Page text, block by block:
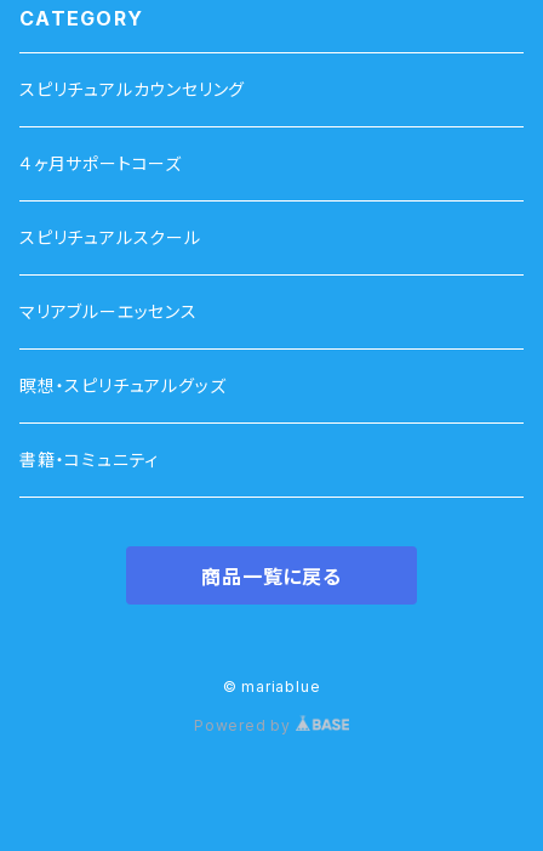
CATEGORY
スピリチュアルカウンセリング
４ヶ月サポートコーズ
スピリチュアルスクール
マリアブルーエッセンス
瞑想・スピリチュアルグッズ
書籍・コミュニティ
商品一覧に戻る
© mariablue
Powered by